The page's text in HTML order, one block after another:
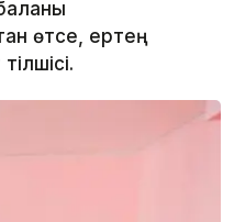
өтсе, ертең